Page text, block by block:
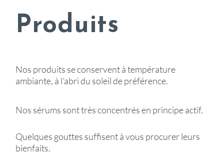
Produits
Nos produits se conservent à température
ambiante, à l’abri du soleil de préférence.
Nos sérums sont très concentrés en principe actif.
Quelques gouttes suffisent à vous procurer leurs
bienfaits.